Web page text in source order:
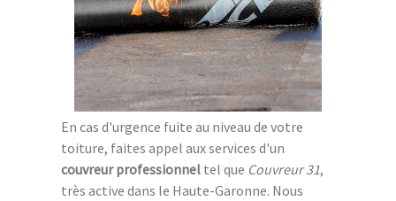
En cas d'urgence fuite au niveau de votre
toiture, faites appel aux services d'un
couvreur professionnel tel que Couvreur 31,
très active dans le Haute-Garonne. Nous